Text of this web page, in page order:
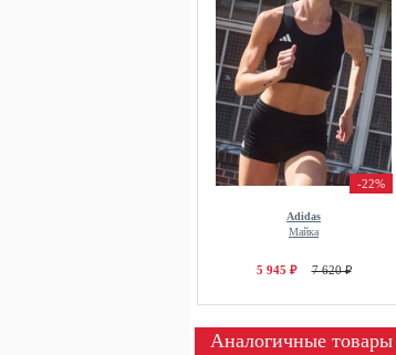
-22%
Adidas
Майка
5 945 ₽ 7 620 ₽
Аналогичные товары